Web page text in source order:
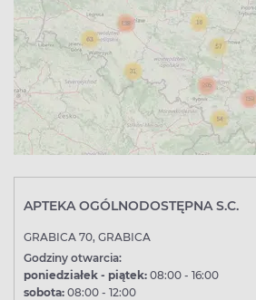
APTEKA OGÓLNODOSTĘPNA S.C.
GRABICA 70, GRABICA
Godziny otwarcia:
poniedziałek - piątek: 08:00 - 16:00
sobota: 08:00 - 12:00